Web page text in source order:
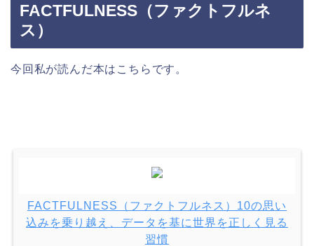
FACTFULNESS（ファクトフルネ
ス）
今回私が読んだ本はこちらです。
FACTFULNESS（ファクトフルネス）10の思い
込みを乗り越え、データを基に世界を正しく見る
習慣